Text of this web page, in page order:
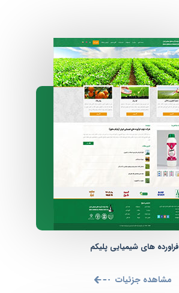
فراورده های شیمیایی پلیکم
مشاهده جزئیات